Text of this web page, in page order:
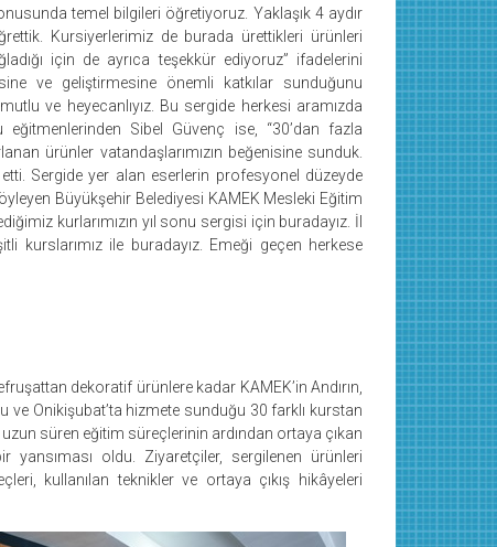
temel bilgileri öğretiyoruz. Yaklaşık 4 aydır
Kursiyerlerimiz de burada ürettikleri ürünleri
için de ayrıca teşekkür ediyoruz” ifadelerini
ve geliştirmesine önemli katkılar sunduğunu
ve heyecanlıyız. Bu sergide herkesi aramızda
Sibel Güvenç ise, “30’dan fazla
ürünler vatandaşlarımızın beğenisine sunduk.
Sergide yer alan eserlerin profesyonel düzeyde
Büyükşehir Belediyesi KAMEK Mesleki Eğitim
kurlarımızın yıl sonu sergisi için buradayız. İl
kurslarımız ile buradayız. Emeği geçen herkese
dekoratif ürünlere kadar KAMEK’in Andırın,
Onikişubat’ta hizmete sunduğu 30 farklı kurstan
uzun süren eğitim süreçlerinin ardından ortaya çıkan
yansıması oldu. Ziyaretçiler, sergilenen ürünleri
kullanılan teknikler ve ortaya çıkış hikâyeleri